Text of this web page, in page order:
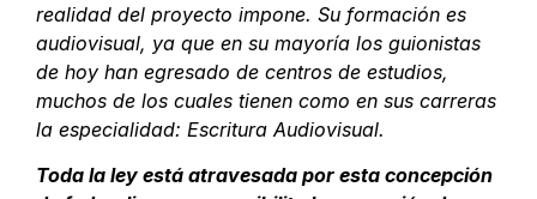
realidad del proyecto impone. Su formación es
audiovisual, ya que en su mayoría los guionistas
de hoy han egresado de centros de estudios,
muchos de los cuales tienen como en sus carreras
la especialidad: Escritura Audiovisual.
Toda la ley está atravesada por esta concepción